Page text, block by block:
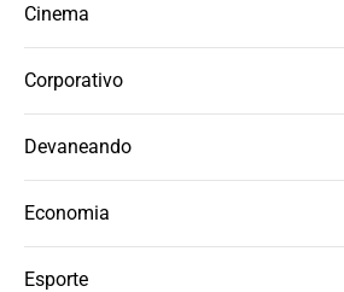
Cinema
Corporativo
Devaneando
Economia
Esporte